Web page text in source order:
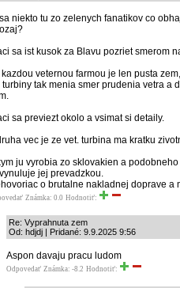
niekto tu zo zelenych fanatikov co
sa ist kusok za Blavu pozriet smerom
kazdou veternou farmou je len pusta
turbiny tak menia smer prudenia vetra a
sa previezt okolo a vsimat si detaily.
vec je ze vet. turbina ma kratku
ju vyrobia zo sklovakien a
jej prevadzkou.
o brutalne nakladnej doprave a
Známka: 0.0 Hodnotiť:
Re: Vyprahnuta zem
Od: hdjdj | Pridané: 9.9.2025 9:56
Aspon davaju pracu ludom
Odpovedať Známka: -8.2 Hodnotiť: